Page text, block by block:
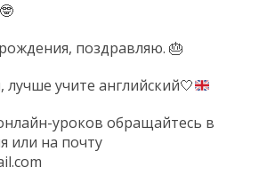
🤓
поздравляю. 🎂
учите английский🤍
уроков обращайтесь в
или на почту